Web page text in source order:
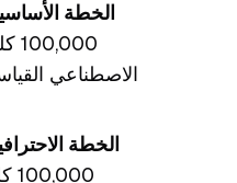
الخطة
الاصطناعي
الخطة